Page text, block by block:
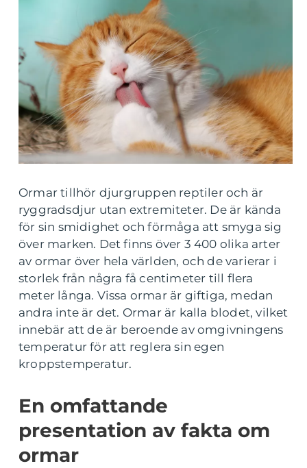
Ormar tillhör djurgruppen reptiler och är
ryggradsdjur utan extremiteter. De är kända
för sin smidighet och förmåga att smyga sig
över marken. Det finns över 3 400 olika arter
av ormar över hela världen, och de varierar i
storlek från några få centimeter till flera
meter långa. Vissa ormar är giftiga, medan
andra inte är det. Ormar är kalla blodet, vilket
innebär att de är beroende av omgivningens
temperatur för att reglera sin egen
kroppstemperatur.
En omfattande
presentation av fakta om
ormar